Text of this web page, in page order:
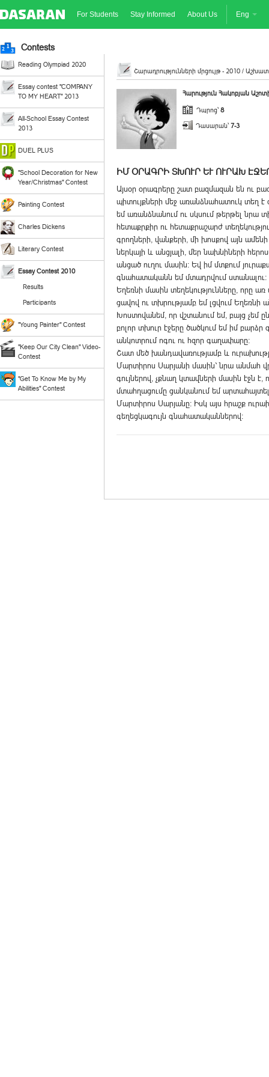
For Students Stay Informed About Us Eng
Contests
Reading Olympiad 2020
Essay contest "COMPANY
TO MY HEART" 2013
All-School Essay Contest
2013
DUEL PLUS
"School Decoration for New
Year/Christmas" Contest
Painting Contest
Charles Dickens
Literary Contest
Essay Contest 2010
Results
Participants
"Young Painter" Contest
"Keep Our City Clean" Video-
Contest
"Get To Know Me by My
Abilities" Contest
Շարադրությունների մրցույթ - 2010 /
Հարություն Հակոբյան
Դպրոց՝8
Դասարան՝7-3
ԻՄ ՕՐԱԳՐԻ ՏԽՈՒՐ ԵՒ ՈՒՐԱԽ
Այսօր օրագրերը շատ բազմազան են ու
պիտույքների մեջ առանձնահատուկ տեղ
եմ առանձնանում ու սկսում թերթել նրա
հետաքրքիր ու հետաքրաշարժ
գրողների, վանքերի, մի խոսքով այն
ներկայի և անցյալի, մեր նախնիների
անցած ուղու մասին: Եվ իմ մտքում
գնահատականն եմ մտադրվում
Եղեռնի մասին տեղեկությունները, որը
ցավով ու տխրությամբ եմ լցվում
Խոստովանեմ, որ վշտանում եմ, բայց չեմ
բոլոր տխուր էջերը ծածկում եմ իմ
անկոտրում ոգու ու հզոր գաղափարը:
Շատ մեծ խանդավառությամբ և
Մարտիրոս Սարյանի մասին` նրա անմահ
գույներով, չքնաղ կտավների մասին էջն
մտահղացումը ցանկանում եմ
Մարտիրոս Սարյանը: Իսկ այս հրաշք
գեղեցկագույն գնահատականներով: